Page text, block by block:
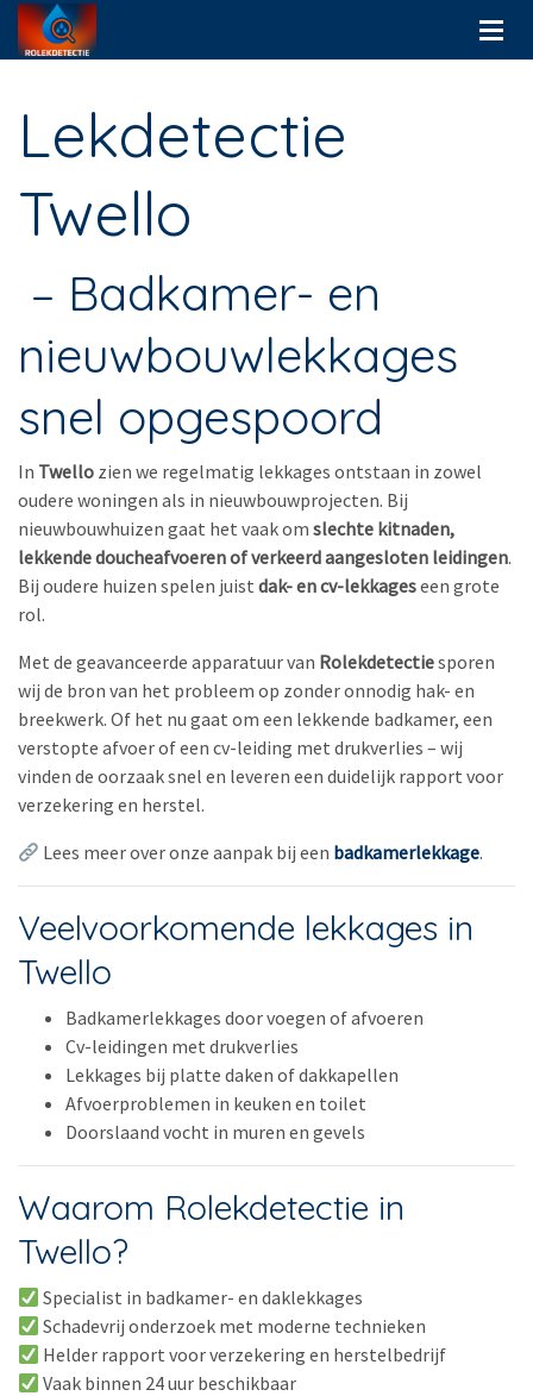
Lekdetectie
Twello
– Badkamer- en
nieuwbouwlekkages
snel opgespoord
In Twello zien we regelmatig lekkages ontstaan in zowel
oudere woningen als in nieuwbouwprojecten. Bij
nieuwbouwhuizen gaat het vaak om slechte kitnaden,
lekkende doucheafvoeren of verkeerd aangesloten leidingen.
Bij oudere huizen spelen juist dak- en cv-lekkageseen grote
rol.
Met de geavanceerde apparatuur van Rolekdetectiesporen
wij de bron van het probleem op zonder onnodig hak- en
breekwerk. Of het nu gaat om een lekkende badkamer, een
verstopte afvoer of een cv-leiding met drukverlies – wij
vinden de oorzaak snel en leveren een duidelijk rapport voor
verzekering en herstel.
Lees meer over onze aanpak bij een badkamerlekkage.
Veelvoorkomende lekkages in
Twello
Badkamerlekkages door voegen of afvoeren
Cv-leidingen met drukverlies
Lekkages bij platte daken of dakkapellen
Afvoerproblemen in keuken en toilet
Doorslaand vocht in muren en gevels
Waarom Rolekdetectie in
Twello?
Specialist in badkamer- en daklekkages
Schadevrij onderzoek met moderne technieken
Helder rapport voor verzekering en herstelbedrijf
Vaak binnen 24 uur beschikbaar